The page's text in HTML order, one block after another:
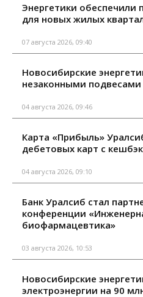
Энергетики
для новых жилых
07 августа 2026, 09:40
Новосибирские
незаконными
04 августа 2026, 09:46
Карта «Прибыль»
дебетовых карт с
04 августа 2026, 09:10
Банк Уралсиб стал
конференции
биофармацевтика»
03 августа 2026, 10:53
Новосибирские
электроэнергии на 90